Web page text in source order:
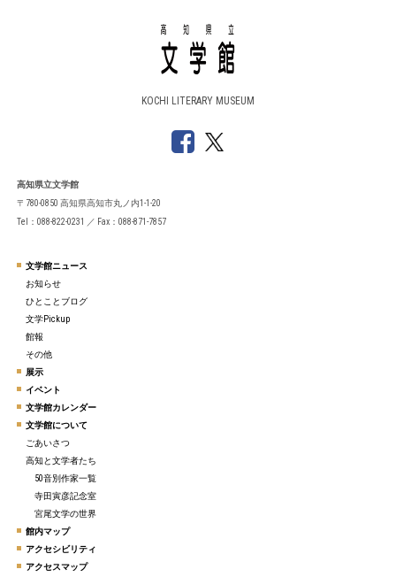
KOCHI LITERARY MUSEUM
高知県立文学館
〒780-0850 高知県高知市丸ノ内1-1-20
Tel：088-822-0231 ／ Fax：088-871-7857
文学館ニュース
お知らせ
ひとことブログ
文学Pickup
館報
その他
展示
イベント
文学館カレンダー
文学館について
ごあいさつ
高知と文学者たち
50音別作家一覧
寺田寅彦記念室
宮尾文学の世界
館内マップ
アクセシビリティ
アクセスマップ